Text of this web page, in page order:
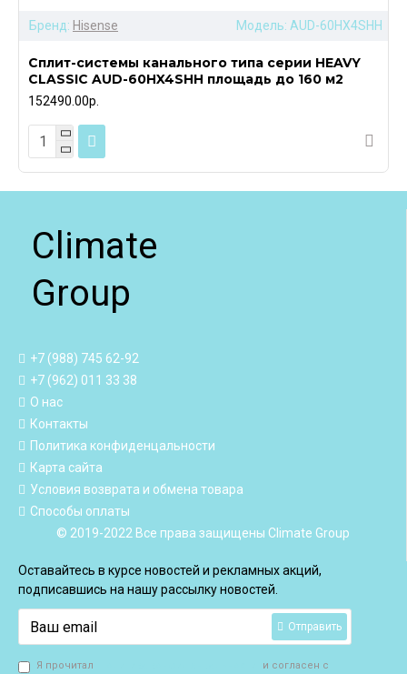
Бренд: Hisense Модель: AUD-60HX4SHH
Сплит-системы канального типа серии HEAVY
CLASSIC AUD-60HX4SHH площадь до 160 м2
152490.00р.
Climate
Group
+7 (988) 745 62-92
+7 (962) 011 33 38
О нас
Контакты
Политика конфиденцальности
Карта сайта
Условия возврата и обмена товара
Способы оплаты
© 2019-2022 Все права защищены Climate Group
Оставайтесь в курсе новостей и рекламных акций,
подписавшись на нашу рассылку новостей.
Отправить
Я прочитал и согласен с